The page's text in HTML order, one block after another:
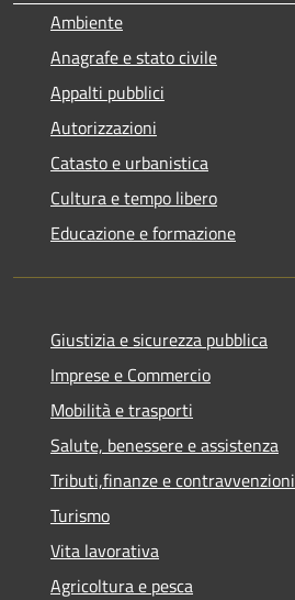
Ambiente
Anagrafe e stato civile
Appalti pubblici
Autorizzazioni
Catasto e urbanistica
Cultura e tempo libero
Educazione e formazione
Giustizia e sicurezza pubblica
Imprese e Commercio
Mobilità e trasporti
Salute, benessere e assistenza
Tributi,finanze e contravvenzioni
Turismo
Vita lavorativa
Agricoltura e pesca